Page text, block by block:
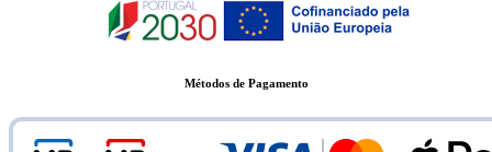
Métodos de Pagamento